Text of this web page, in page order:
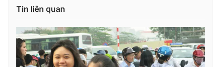
thông tin từ website này.
Tin liên quan